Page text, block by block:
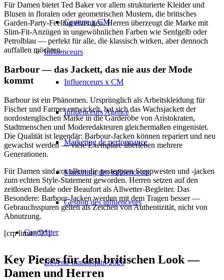
Couture x CM
Influenceurs
Influenceurs x CM
Influenceurs Agence
Marketing de performance
Marketing des influenceurs
Gestion des influenceurs
Candidater
Devenir mannequin 2026
Für Damen bietet Ted Baker vor allem strukturierte Kleider und
Blusen in floralen oder geometrischen Mustern, die britisches
Garden-Party-Feeling erzeugen. Herren überzeugt die Marke mit
Slim-Fit-Anzügen in ungewöhnlichen Farben wie Senfgelb oder
Petrolblau — perfekt für alle, die klassisch wirken, aber dennoch
auffallen möchten.
Barbour — das Jackett, das nie aus der Mode
kommt
Barbour ist ein Phänomen. Ursprünglich als Arbeitskleidung für
Fischer und Farmer entwickelt, hat sich das Wachsjackett der
nordostenglischen Marke in die Garderobe von Aristokraten,
Stadtmenschen und Moderedakteuren gleichermaßen eingenistet.
Die Qualität ist legendär: Barbour-Jacken können repariert und neu
gewachst werden — viele Exemplare überleben mehrere
Generationen.
Für Damen sind vor allem die gesteppten Steppwesten und -jacken
zum echten Style-Statement geworden. Herren setzen auf den
zeitlosen Bedale oder Beaufort als Allwetter-Begleiter. Das
Besondere: Barbour-Jacken werden mit dem Tragen besser —
Gebrauchsspuren gelten als Zeichen von Authentizität, nicht von
Abnutzung.
[crp limit="2"]
Key Pieces für den britischen Look —
Damen und Herren